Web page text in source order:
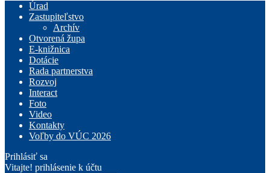
Úrad
Zastupiteľstvo
Archív
Otvorená župa
E-knižnica
Dotácie
Rada partnerstva
Rozvoj
Interact
Foto
Video
Kontakty
Voľby do VÚC 2026
Prihlásiť sa
Vitajte! prihlásenie k účtu